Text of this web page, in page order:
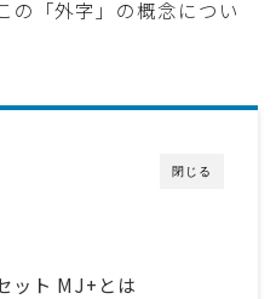
の「外字」の概念につい
閉じる
ット MJ+とは